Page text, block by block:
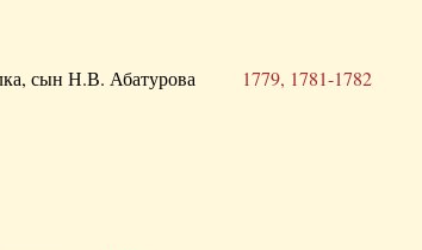
сын Н.В. Абатурова 1779, 1781-1782